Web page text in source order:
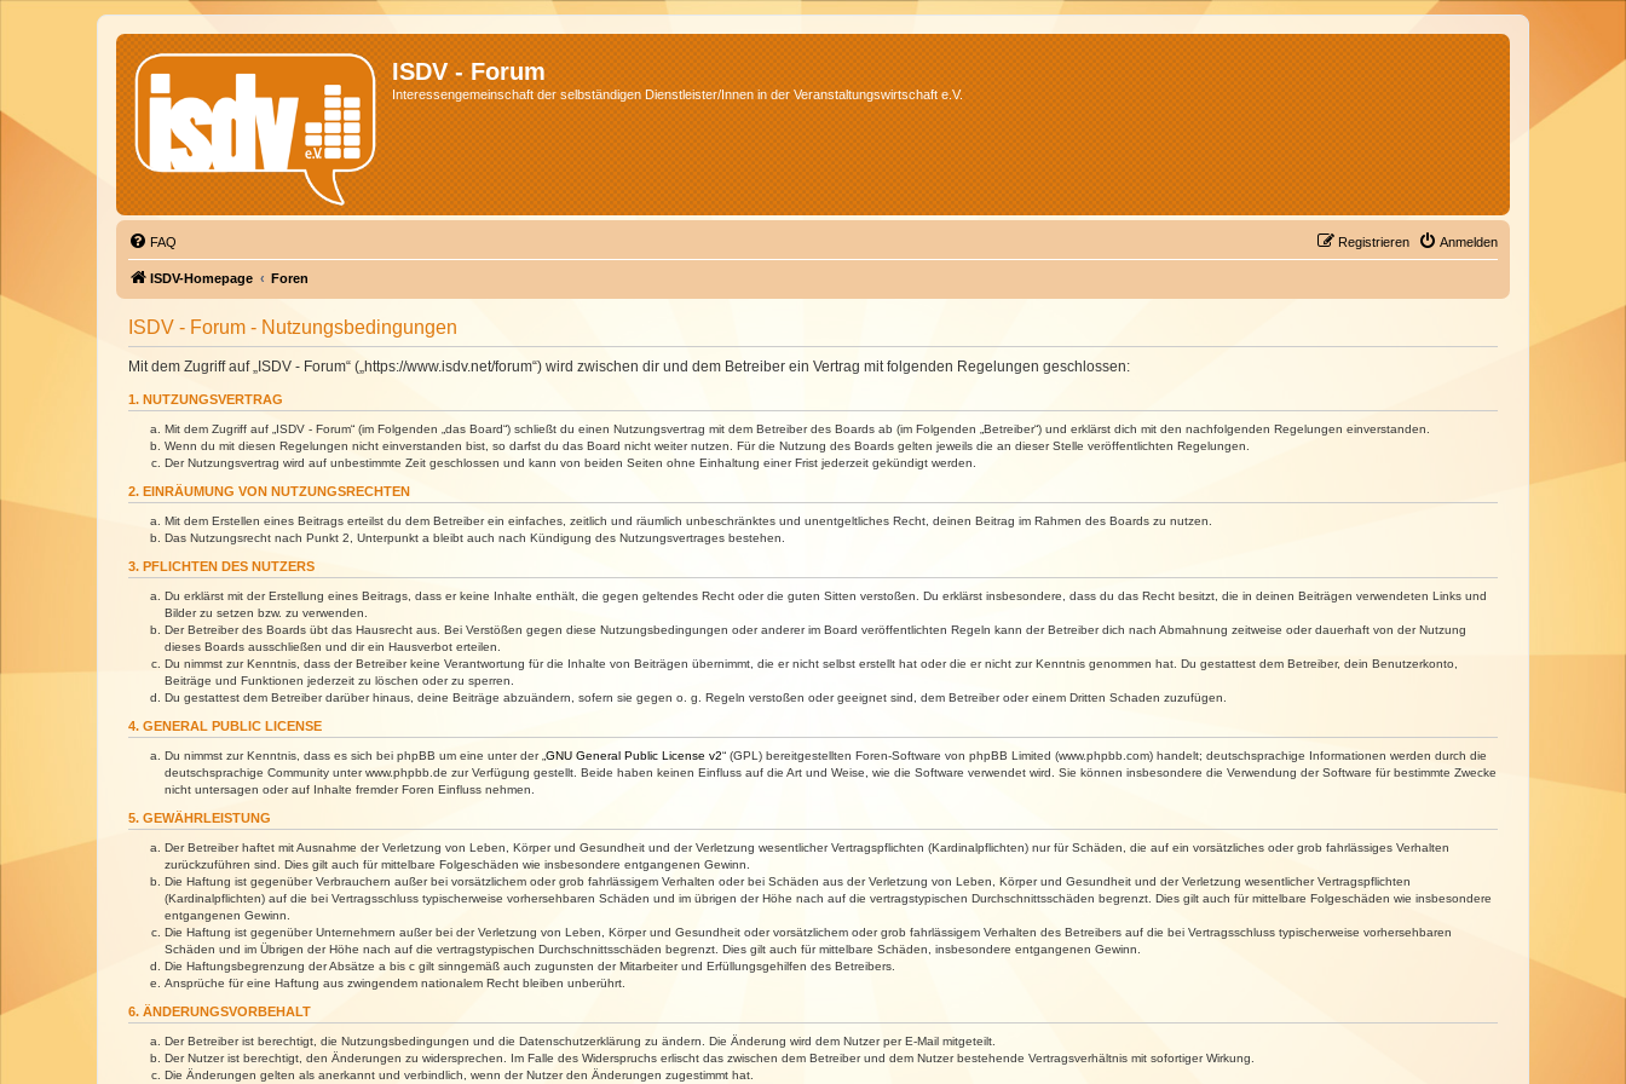
ISDV - Forum
Interessengemeinschaft der selbständigen Dienstleister/Innen in der Veranstaltungswirtschaft e.V.
FAQ Anmelden
Registrieren
ISDV-Homepage Foren
ISDV - Forum - Nutzungsbedingungen
Mit dem Zugriff auf „ISDV - Forum“ („https://www.isdv.net/forum“) wird zwischen dir und dem Betreiber ein Vertrag mit folgenden Regelungen geschlossen:
1. NUTZUNGSVERTRAG
Mit dem Zugriff auf „ISDV - Forum“ (im Folgenden „das Board“) schließt du einen Nutzungsvertrag mit dem Betreiber des Boards ab (im Folgenden „Betreiber“) und erklärst dich mit den nachfolgenden Regelungen einverstanden.
Wenn du mit diesen Regelungen nicht einverstanden bist, so darfst du das Board nicht weiter nutzen. Für die Nutzung des Boards gelten jeweils die an dieser Stelle veröffentlichten Regelungen.
Der Nutzungsvertrag wird auf unbestimmte Zeit geschlossen und kann von beiden Seiten ohne Einhaltung einer Frist jederzeit gekündigt werden.
2. EINRÄUMUNG VON NUTZUNGSRECHTEN
Mit dem Erstellen eines Beitrags erteilst du dem Betreiber ein einfaches, zeitlich und räumlich unbeschränktes und unentgeltliches Recht, deinen Beitrag im Rahmen des Boards zu nutzen.
Das Nutzungsrecht nach Punkt 2, Unterpunkt a bleibt auch nach Kündigung des Nutzungsvertrages bestehen.
3. PFLICHTEN DES NUTZERS
Du erklärst mit der Erstellung eines Beitrags, dass er keine Inhalte enthält, die gegen geltendes Recht oder die guten Sitten verstoßen. Du erklärst insbesondere, dass du das Recht besitzt, die in deinen Beiträgen verwendeten Links und
Bilder zu setzen bzw. zu verwenden.
Der Betreiber des Boards übt das Hausrecht aus. Bei Verstößen gegen diese Nutzungsbedingungen oder anderer im Board veröffentlichten Regeln kann der Betreiber dich nach Abmahnung zeitweise oder dauerhaft von der Nutzung
dieses Boards ausschließen und dir ein Hausverbot erteilen.
Du nimmst zur Kenntnis, dass der Betreiber keine Verantwortung für die Inhalte von Beiträgen übernimmt, die er nicht selbst erstellt hat oder die er nicht zur Kenntnis genommen hat. Du gestattest dem Betreiber, dein Benutzerkonto,
Beiträge und Funktionen jederzeit zu löschen oder zu sperren.
Du gestattest dem Betreiber darüber hinaus, deine Beiträge abzuändern, sofern sie gegen o. g. Regeln verstoßen oder geeignet sind, dem Betreiber oder einem Dritten Schaden zuzufügen.
4. GENERAL PUBLIC LICENSE
Du nimmst zur Kenntnis, dass es sich bei phpBB um eine unter der „ GNU General Public License v2“ (GPL) bereitgestellten Foren-Software von phpBB Limited (www.phpbb.com) handelt; deutschsprachige Informationen werden durch die
deutschsprachige Community unter www.phpbb.de zur Verfügung gestellt. Beide haben keinen Einfluss auf die Art und Weise, wie die Software verwendet wird. Sie können insbesondere die Verwendung der Software für bestimmte Zwecke
nicht untersagen oder auf Inhalte fremder Foren Einfluss nehmen.
5. GEWÄHRLEISTUNG
Der Betreiber haftet mit Ausnahme der Verletzung von Leben, Körper und Gesundheit und der Verletzung wesentlicher Vertragspflichten (Kardinalpflichten) nur für Schäden, die auf ein vorsätzliches oder grob fahrlässiges Verhalten
zurückzuführen sind. Dies gilt auch für mittelbare Folgeschäden wie insbesondere entgangenen Gewinn.
Die Haftung ist gegenüber Verbrauchern außer bei vorsätzlichem oder grob fahrlässigem Verhalten oder bei Schäden aus der Verletzung von Leben, Körper und Gesundheit und der Verletzung wesentlicher Vertragspflichten
(Kardinalpflichten) auf die bei Vertragsschluss typischerweise vorhersehbaren Schäden und im übrigen der Höhe nach auf die vertragstypischen Durchschnittsschäden begrenzt. Dies gilt auch für mittelbare Folgeschäden wie insbesondere
entgangenen Gewinn.
Die Haftung ist gegenüber Unternehmern außer bei der Verletzung von Leben, Körper und Gesundheit oder vorsätzlichem oder grob fahrlässigem Verhalten des Betreibers auf die bei Vertragsschluss typischerweise vorhersehbaren
Schäden und im Übrigen der Höhe nach auf die vertragstypischen Durchschnittsschäden begrenzt. Dies gilt auch für mittelbare Schäden, insbesondere entgangenen Gewinn.
Die Haftungsbegrenzung der Absätze a bis c gilt sinngemäß auch zugunsten der Mitarbeiter und Erfüllungsgehilfen des Betreibers.
Ansprüche für eine Haftung aus zwingendem nationalem Recht bleiben unberührt.
6. ÄNDERUNGSVORBEHALT
Der Betreiber ist berechtigt, die Nutzungsbedingungen und die Datenschutzerklärung zu ändern. Die Änderung wird dem Nutzer per E-Mail mitgeteilt.
Der Nutzer ist berechtigt, den Änderungen zu widersprechen. Im Falle des Widerspruchs erlischt das zwischen dem Betreiber und dem Nutzer bestehende Vertragsverhältnis mit sofortiger Wirkung.
Die Änderungen gelten als anerkannt und verbindlich, wenn der Nutzer den Änderungen zugestimmt hat.